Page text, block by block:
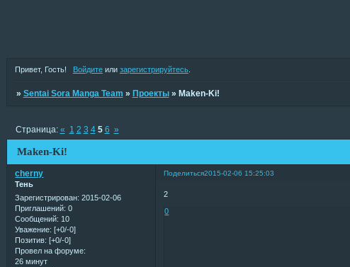
Привет, Гость! Войдитеили зарегистрируйтесь.
» Sentai Sora Manga Team » Проекты » Maken-Ki!
Maken-Ki!
Страница: « 1 2 3 4 5 6 »
Поделиться2015-02-06 15:25:03
cherny
Тень
Зарегистрирован: 2015-02-06
Приглашений: 0
Сообщений: 10
Уважение: [+0/-0]
Позитив: [+0/-0]
Провел на форуме:
26 минут
2
0